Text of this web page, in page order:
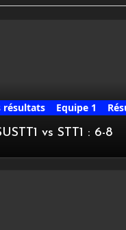
résultats Equipe 1
vs STT1 : 6-8